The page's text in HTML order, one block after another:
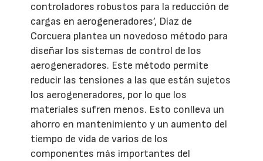
controladores robustos para la reducción de
cargas en aerogeneradores’, Díaz de
Corcuera plantea un novedoso método para
diseñar los sistemas de control de los
aerogeneradores. Este método permite
reducir las tensiones a las que están sujetos
los aerogeneradores, por lo que los
materiales sufren menos. Esto conlleva un
ahorro en mantenimiento y un aumento del
tiempo de vida de varios de los
componentes más importantes del